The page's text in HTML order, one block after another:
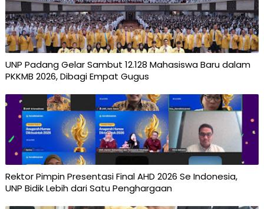
UNP Padang Gelar Sambut 12.128 Mahasiswa Baru dalam
PKKMB 2026, Dibagi Empat Gugus
Rektor Pimpin Presentasi Final AHD 2026 Se Indonesia,
UNP Bidik Lebih dari Satu Penghargaan